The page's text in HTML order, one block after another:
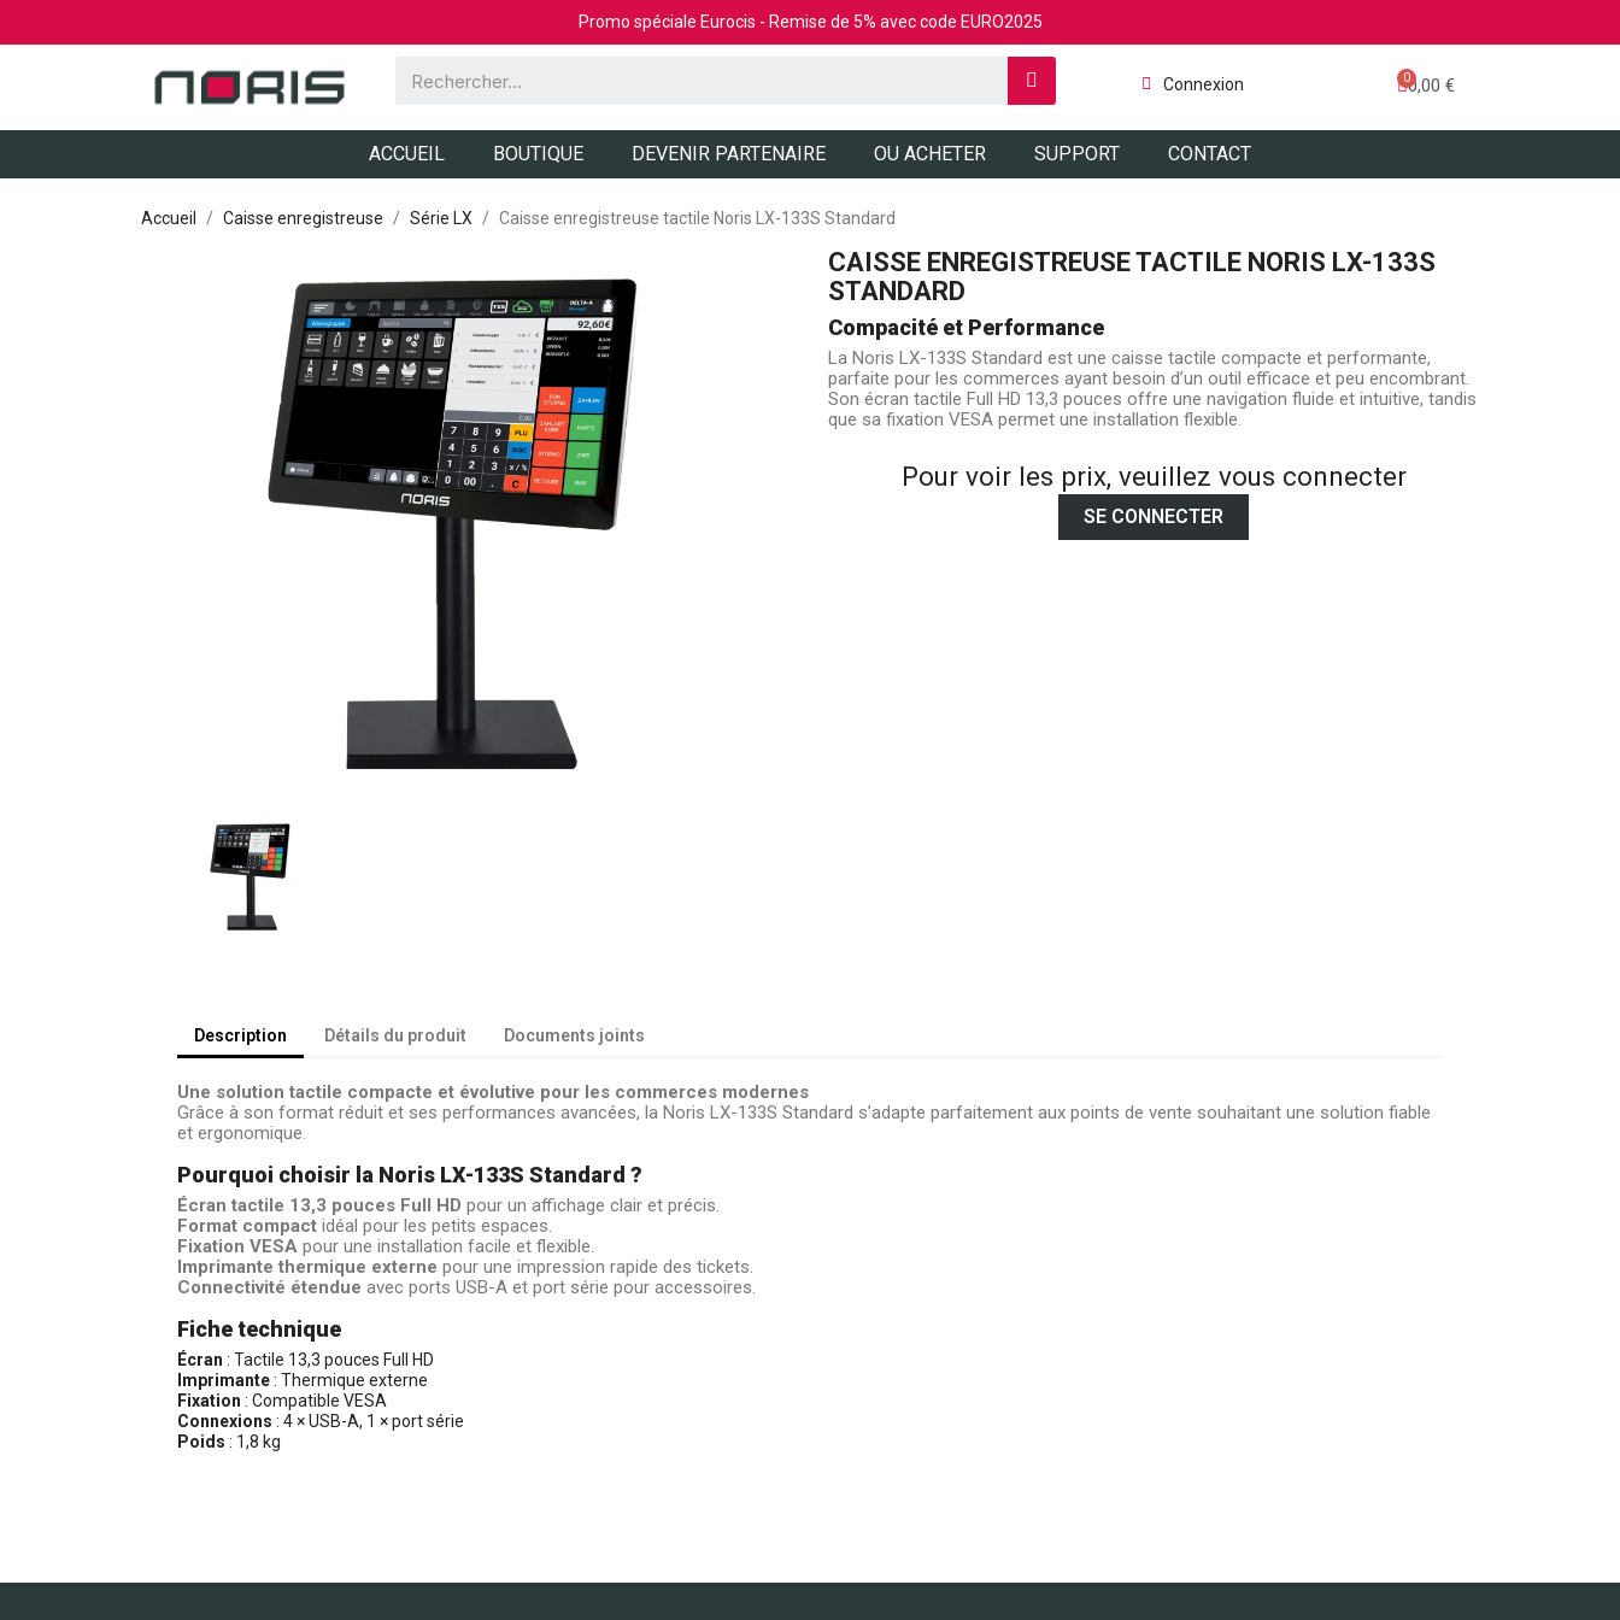
Promo spéciale Eurocis - Remise de 5% avec code EURO2025
Connexion 0,00 €
ACCUEIL BOUTIQUE DEVENIR PARTENAIRE OU ACHETER SUPPORT CONTACT
Accueil Caisse enregistreuse Série LX Caisse enregistreuse tactile Noris LX-133S Standard
CAISSE ENREGISTREUSE TACTILE NORIS LX-133S
STANDARD
Compacité et Performance
La Noris LX-133S Standard est une caisse tactile compacte et performante,
parfaite pour les commerces ayant besoin d’un outil efficace et peu encombrant.
Son écran tactile Full HD 13,3 pouces offre une navigation fluide et intuitive, tandis
que sa fixation VESA permet une installation flexible.
Pour voir les prix, veuillez vous connecter
SE CONNECTER
Description Détails du produit Documents joints
Une solution tactile compacte et évolutive pour les commerces modernes
Grâce à son format réduit et ses performances avancées, la Noris LX-133S Standard s’adapte parfaitement aux points de vente souhaitant une solution fiable
et ergonomique.
Pourquoi choisir la Noris LX-133S Standard ?
Écran tactile 13,3 pouces Full HD pour un affichage clair et précis.
Format compact idéal pour les petits espaces.
Fixation VESA pour une installation facile et flexible.
Imprimante thermique externe pour une impression rapide des tickets.
Connectivité étendue avec ports USB-A et port série pour accessoires.
Fiche technique
Écran : Tactile 13,3 pouces Full HD
Imprimante: Thermique externe
Fixation : Compatible VESA
Connexions : 4 × USB-A, 1 × port série
Poids : 1,8 kg